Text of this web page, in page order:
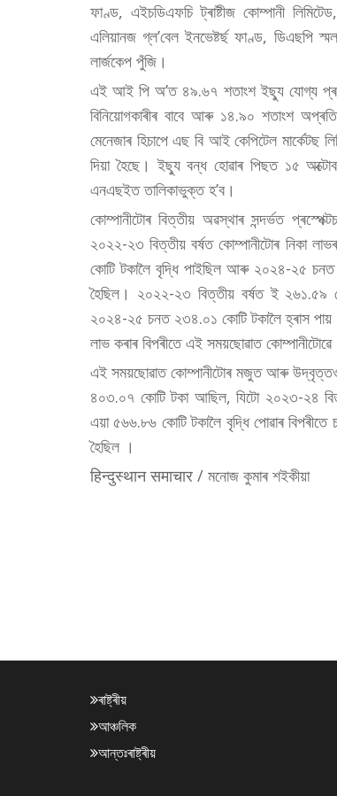
ফাণ্ড, এইচডিএফচি ট্ৰাষ্টীজ কোম্পানী
এলিয়ানজ গ্ল’বেল ইনভেষ্টৰ্ছ ফাণ্ড, ডিএছপি
লাৰ্জকেপ পুঁজি।
এই আই পি অ’ত ৪৯.৬৭ শতাংশ ইছ্যু যোগ্য
বিনিয়োগকাৰীৰ বাবে আৰু ১৪.৯০ শতাংশ
মেনেজাৰ হিচাপে এছ বি আই কেপিটেল মাৰ্কেটছ
দিয়া হৈছে। ইছ্যু বন্ধ হোৱাৰ পিছত ১৫
এনএছইত তালিকাভুক্ত হ’ব।
কোম্পানীটোৰ বিত্তীয় অৱস্থাৰ সন্দৰ্ভত
২০২২-২৩ বিত্তীয় বৰ্ষত কোম্পানীটোৰ নিকা
কোটি টকালৈ বৃদ্ধি পাইছিল আৰু ২০২৪-২৫
হৈছিল। ২০২২-২৩ বিত্তীয় বৰ্ষত ই ২৬১.৫৯
২০২৪-২৫ চনত ২৩৪.০১ কোটি টকালৈ হ্ৰাস
লাভ কৰাৰ বিপৰীতে এই সময়ছোৱাত
এই সময়ছোৱাত কোম্পানীটোৰ মজুত আৰু উদ্বৃত্তও
৪০৩.০৭ কোটি টকা আছিল, যিটো ২০২৩-২৪
এয়া ৫৬৬.৮৬ কোটি টকালৈ বৃদ্ধি পোৱাৰ
হৈছিল ।
हिन्दुस्थान समाचार / মনোজ কুমাৰ শইকীয়া
ৰাষ্ট্ৰীয়
আঞ্চলিক
আন্তঃৰাষ্ট্ৰীয়